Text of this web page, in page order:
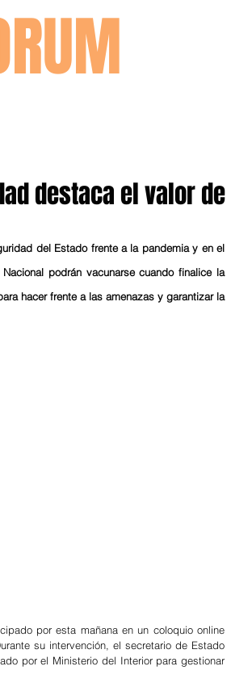
destaca el valor de
del Estado frente a la pandemia y en el
podrán vacunarse cuando finalice la
hacer frente a las amenazas y garantizar la
por esta mañana en un coloquio online
su intervención, el secretario de Estado
por el Ministerio del Interior para gestionar